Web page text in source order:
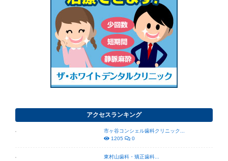
アクセスランキング
市ヶ谷コンシェル歯科クリニック...
1205
0
東村山歯科・矯正歯科...